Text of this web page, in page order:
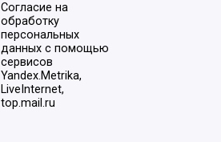
Согласие на
обработку
персональных
данных с помощью
сервисов
Yandex.Metrika,
LiveInternet,
top.mail.ru